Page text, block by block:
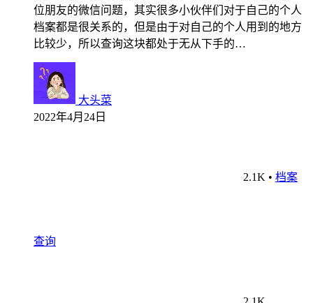
位朋友的微信问题，其实很多小伙伴们对于自己的个人
档案都是很关系的，但是由于对自己的个人用到的地方
比较少，所以查询这块都处于无从下手的…
大头菜
2022年4月24日
2.1K • 档案
查询